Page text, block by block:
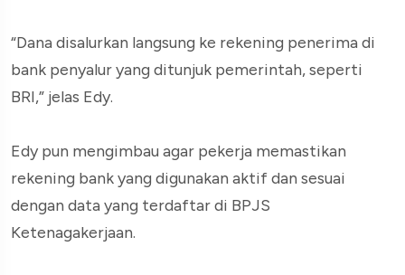
“Dana disalurkan langsung ke rekening penerima di
bank penyalur yang ditunjuk pemerintah, seperti
BRI,” jelas Edy.
Edy pun mengimbau agar pekerja memastikan
rekening bank yang digunakan aktif dan sesuai
dengan data yang terdaftar di BPJS
Ketenagakerjaan.